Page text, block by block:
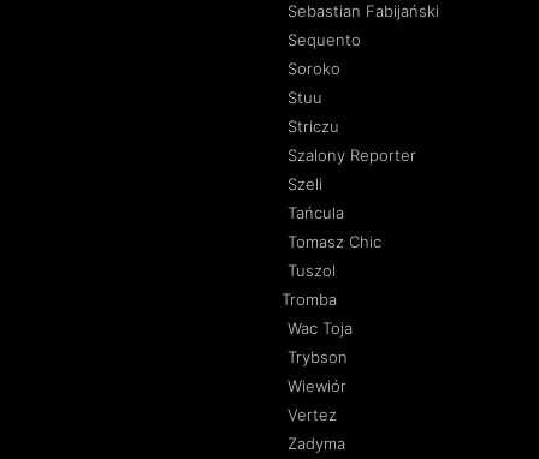
Sebastian Fabijański
Sequento
Soroko
Stuu
Striczu
Szalony Reporter
Szeli
Tańcula
Tomasz Chic
Tuszol
Tromba
Wac Toja
Trybson
Wiewiór
Vertez
Zadyma